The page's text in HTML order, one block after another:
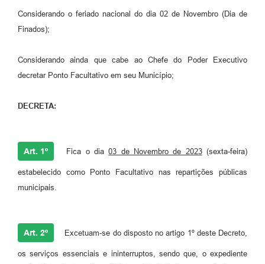
Considerando o feriado nacional do dia 02 de Novembro (Dia de
Finados);
Considerando ainda que cabe ao Chefe do Poder Executivo
decretar Ponto Facultativo em seu Município;
DECRETA:
Art. 1º Fica o dia03 de Novembro de 2023(sexta-feira)
estabelecido como Ponto Facultativo nas repartições públicas
municipais.
Art. 2º Excetuam-se do disposto no artigo 1º deste Decreto,
os serviços essenciais e ininterruptos, sendo que, o expediente